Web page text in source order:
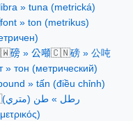
» tuna (metrická)
font » ton (metrikus)
磅 » 公噸🇨🇳磅 » 公吨
» тон (метрический)
» tấn (điều chỉnh)
رطل » طن (متري)